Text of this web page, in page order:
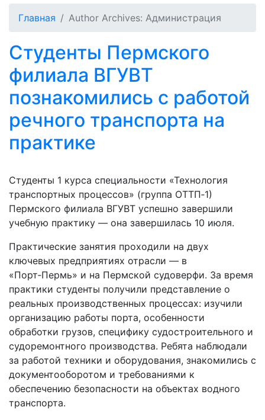
Главная Author Archives: Администрация
Студенты Пермского
филиала ВГУВТ
познакомились с работой
речного транспорта на
практике
Студенты 1 курса специальности «Технология
транспортных процессов» (группа ОТТП‑1)
Пермского филиала ВГУВТ успешно завершили
учебную практику — она завершилась 10 июля.
Практические занятия проходили на двух
ключевых предприятиях отрасли — в
«Порт‑Пермь» и на Пермской судоверфи. За время
практики студенты получили представление о
реальных производственных процессах: изучили
организацию работы порта, особенности
обработки грузов, специфику судостроительного и
судоремонтного производства. Ребята наблюдали
за работой техники и оборудования, знакомились с
документооборотом и требованиями к
обеспечению безопасности на объектах водного
транспорта.